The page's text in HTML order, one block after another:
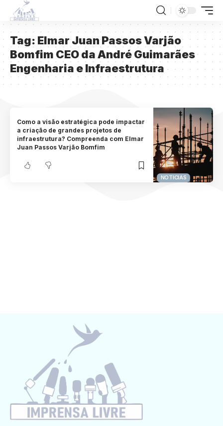
Tag: Elmar Juan Passos Varjão
Bomfim CEO da André Guimarães
Engenharia e Infraestrutura
NOTICIAS
Como a visão estratégica pode impactar
a criação de grandes projetos de
infraestrutura? Compreenda com Elmar
Juan Passos Varjão Bomfim